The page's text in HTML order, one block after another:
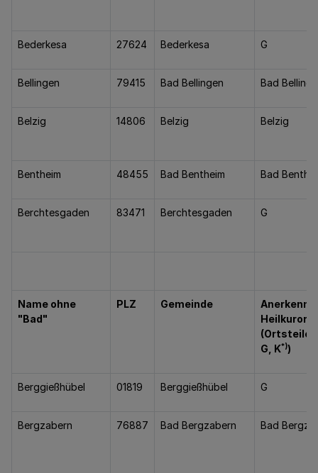
Bederkesa 27624 Bederkesa G
Bellingen 79415 Bad Bellingen Bad
Belzig 14806 Belzig Belzig
Bentheim 48455 Bad Bentheim Bad
Berchtesgaden 83471 Berchtesgaden G
Name ohne
"Bad"
PLZ Gemeinde
Heilkurort
(Ortsteile,
G, K*))
Berggießhübel 01819 Berggießhübel G
Bergzabern 76887 Bad Bergzabern Bad